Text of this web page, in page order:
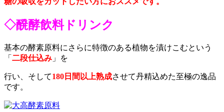
◇醗酵飲料ドリンク
基本の酵素原料にさらに特徴のある植物を漬けこむという
「 二段仕込み 」を
行い、そして180日間以上熟成させて丹精込めた至極の逸品
です。